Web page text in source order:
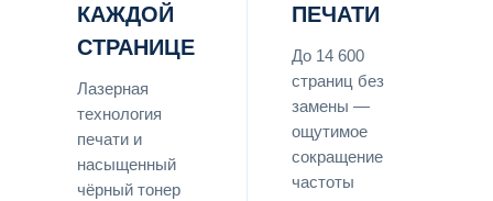
КАЖДОЙ
СТРАНИЦЕ
Лазерная
технология
печати и
насыщенный
чёрный тонер
ПЕЧАТИ
До 14 600
страниц без
замены —
ощутимое
сокращение
частоты